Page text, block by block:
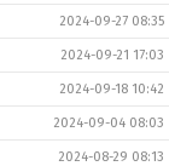
2024-09-27 08:35
2024-09-21 17:03
2024-09-18 10:42
2024-09-04 08:03
2024-08-29 08:13